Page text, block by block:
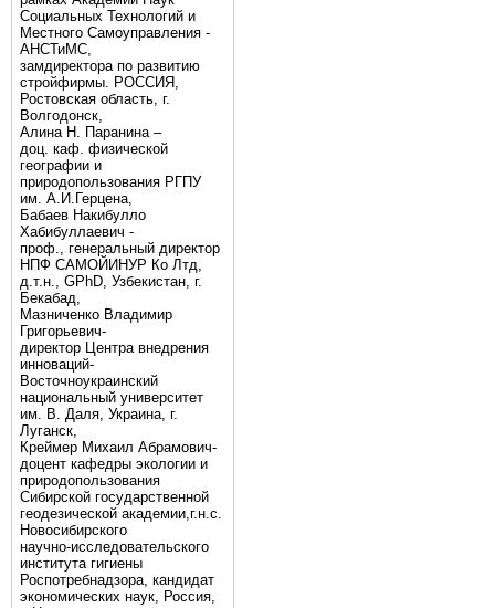
Социальных Технологий и
Местного Самоуправления -
АНСТиМС,
замдиректора по развитию
стройфирмы. РОССИЯ,
Ростовская область, г.
Волгодонск,
Алина Н. Паранина –
доц. каф. физической
географии и
природопользования РГПУ
им. А.И.Герцена,
Бабаев Накибулло
Хабибуллаевич -
проф., генеральный директор
НПФ САМОЙИНУР Ко Лтд,
д.т.н., GPhD, Узбекистан, г.
Бекабад,
Мазниченко Владимир
Григорьевич-
директор Центра внедрения
инноваций-
Восточноукраинский
национальный университет
им. В. Даля, Украина, г.
Луганск,
Креймер Михаил Абрамович-
доцент кафедры экологии и
природопользования
Сибирской государственной
геодезической академии,г.н.с.
Новосибирского
научно-исследовательского
института гигиены
Роспотребнадзора, кандидат
экономических наук, Россия,